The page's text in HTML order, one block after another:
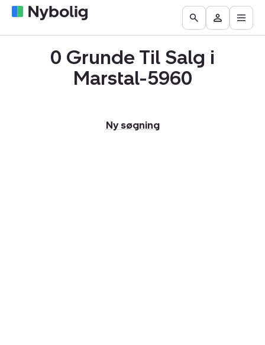
Boliger
til
Find
mægler
Få
vurderet
bolig
Go
to
the
Search
Besøg
Mit
Åbn
0 Grunde Til Salg i
Marstal-5960
Ny søgning